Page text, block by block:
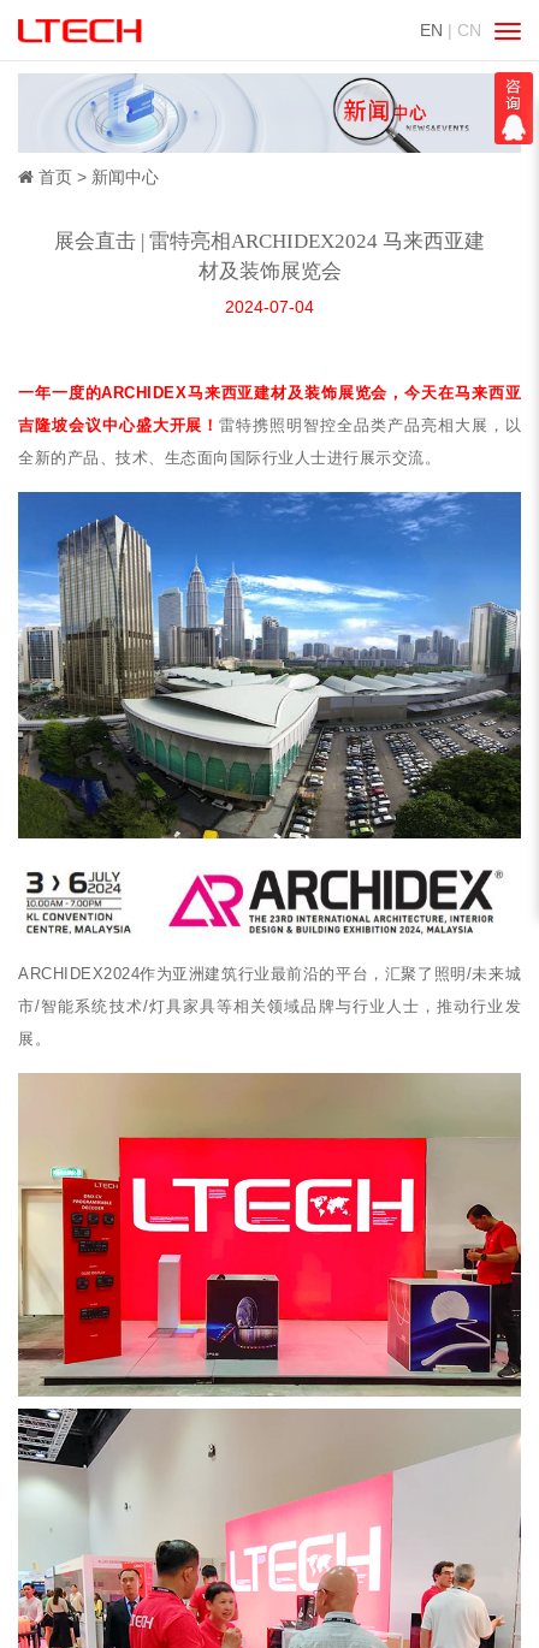
EN | CN
切
换
导
航
首页 新闻中心
展会直击 | 雷特亮相ARCHIDEX2024 马来西亚建
材及装饰展览会
2024-07-04
一年一度的ARCHIDEX马来西亚建材及装饰展览会，今天在马来西亚
吉隆坡会议中心盛大开展！雷特携照明智控全品类产品亮相大展，以
全新的产品、技术、生态面向国际行业人士进行展示交流。
ARCHIDEX2024作为亚洲建筑行业最前沿的平台，汇聚了照明/未来城
市/智能系统技术/灯具家具等相关领域品牌与行业人士，推动行业发
展。